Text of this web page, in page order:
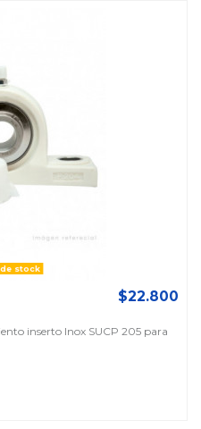
stock
$22.800
inserto Inox SUCP 205 para